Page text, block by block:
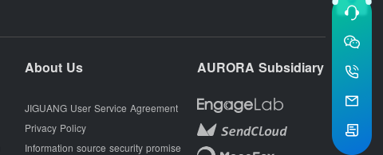
About Us
JIGUANG User Service Agreement
Privacy Policy
Information source security promise
AURORA Subsidiary